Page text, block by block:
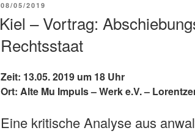
08/05/2019
Kiel – Vortrag:
Rechtsstaat
Zeit: 13.05. 2019 um 18 Uhr
Ort: Alte Mu Impuls – Werk e.V. –
Eine kritische Analyse aus